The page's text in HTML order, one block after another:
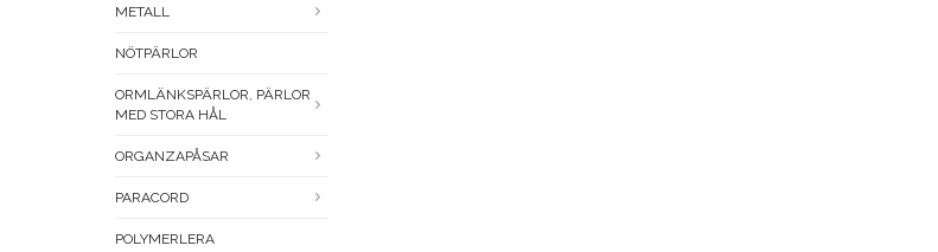
METALL
NÖTPÄRLOR
ORMLÄNKSPÄRLOR, PÄRLOR
MED STORA HÅL
ORGANZAPÅSAR
PARACORD
POLYMERLERA